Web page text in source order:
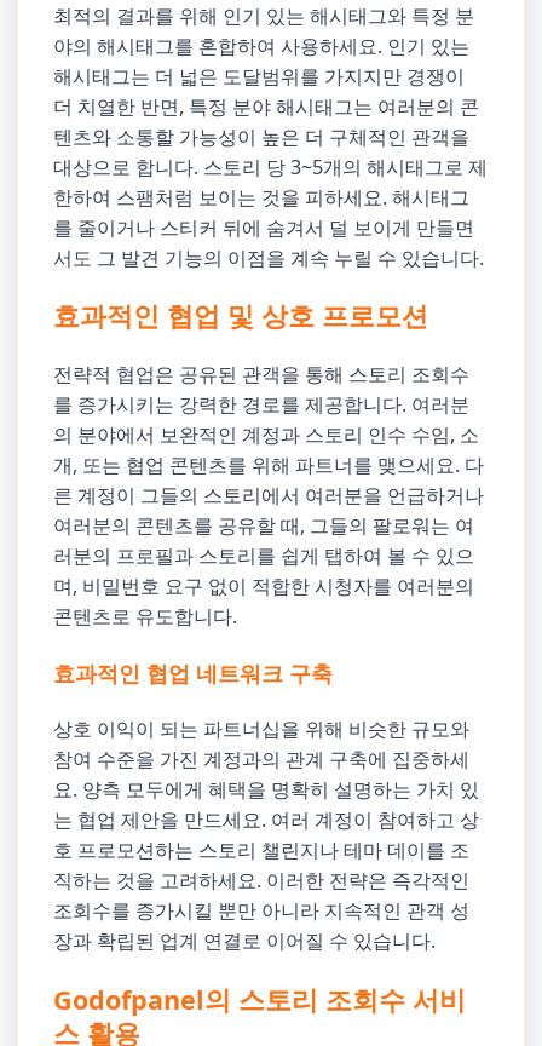
최적의 결과를 위해 인기 있는 해시태그와 특정 분
야의 해시태그를 혼합하여 사용하세요. 인기 있는
해시태그는 더 넓은 도달범위를 가지지만 경쟁이
더 치열한 반면, 특정 분야 해시태그는 여러분의 콘
텐츠와 소통할 가능성이 높은 더 구체적인 관객을
대상으로 합니다. 스토리 당 3~5개의 해시태그로 제
한하여 스팸처럼 보이는 것을 피하세요. 해시태그
를 줄이거나 스티커 뒤에 숨겨서 덜 보이게 만들면
서도 그 발견 기능의 이점을 계속 누릴 수 있습니다.
효과적인 협업 및 상호 프로모션
전략적 협업은 공유된 관객을 통해 스토리 조회수
를 증가시키는 강력한 경로를 제공합니다. 여러분
의 분야에서 보완적인 계정과 스토리 인수 수임, 소
개, 또는 협업 콘텐츠를 위해 파트너를 맺으세요. 다
른 계정이 그들의 스토리에서 여러분을 언급하거나
여러분의 콘텐츠를 공유할 때, 그들의 팔로워는 여
러분의 프로필과 스토리를 쉽게 탭하여 볼 수 있으
며, 비밀번호 요구 없이 적합한 시청자를 여러분의
콘텐츠로 유도합니다.
효과적인 협업 네트워크 구축
상호 이익이 되는 파트너십을 위해 비슷한 규모와
참여 수준을 가진 계정과의 관계 구축에 집중하세
요. 양측 모두에게 혜택을 명확히 설명하는 가치 있
는 협업 제안을 만드세요. 여러 계정이 참여하고 상
호 프로모션하는 스토리 챌린지나 테마 데이를 조
직하는 것을 고려하세요. 이러한 전략은 즉각적인
조회수를 증가시킬 뿐만 아니라 지속적인 관객 성
장과 확립된 업계 연결로 이어질 수 있습니다.
Godofpanel의 스토리 조회수 서비
스 활용